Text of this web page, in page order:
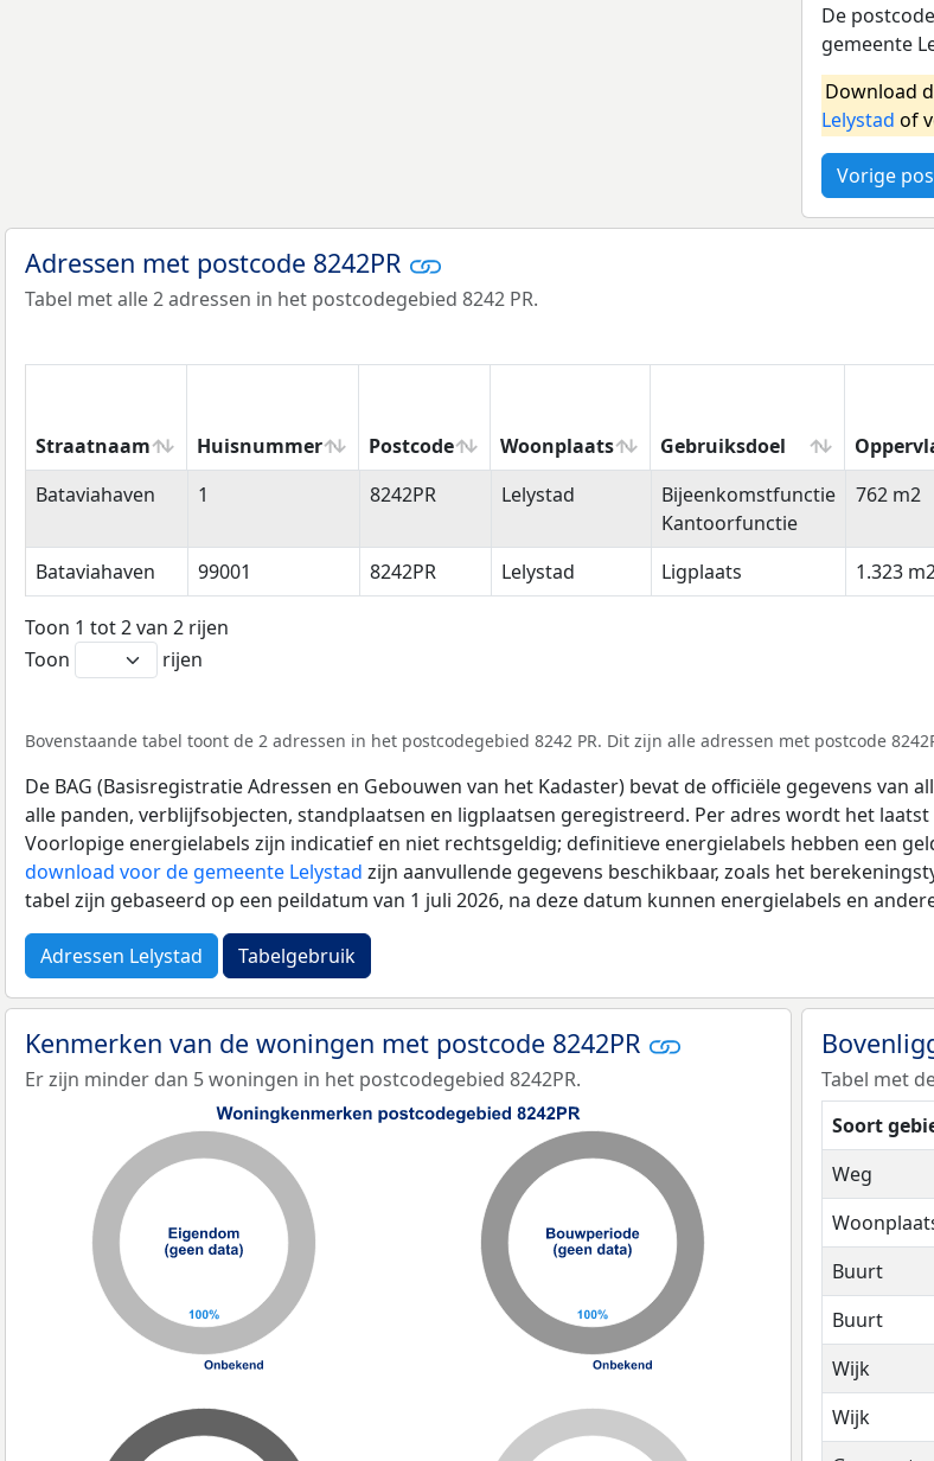
De
gemeente
Download
Lelystad of
Vorige
Adressen met postcode 8242PR
Tabel met alle 2 adressen in het postcodegebied 8242 PR.
Straatnaam Huisnummer Postcode Woonplaats Gebruiksdoel
Straatnaam
Huisnummer Postcode Woonplaats Gebruiksdoel
Bataviahaven 1 8242PR Lelystad
Bijeenkomstfunctie
Kantoorfunctie
762 m2
Bataviahaven 99001 8242PR Lelystad Ligplaats 1.323
Toon 1 tot 2 van 2 rijen
Toon
rijen
Bovenstaande tabel toont de 2 adressen in het postcodegebied 8242 PR. Dit zijn alle adressen met postcode
De BAG (Basisregistratie Adressen en Gebouwen van het Kadaster) bevat de officiële gegevens van
alle panden, verblijfsobjecten, standplaatsen en ligplaatsen geregistreerd. Per adres wordt het
Voorlopige energielabels zijn indicatief en niet rechtsgeldig; definitieve energielabels hebben een
download voor de gemeente Lelystad zijn aanvullende gegevens beschikbaar, zoals het
tabel zijn gebaseerd op een peildatum van 1 juli 2026, na deze datum kunnen energielabels en
Adressen Lelystad Tabelgebruik
Kenmerken van de woningen met postcode 8242PR
Er zijn minder dan 5 woningen in het postcodegebied 8242PR.
Tabel met
Soort
Weg
Buurt
Buurt
Wijk
Wijk